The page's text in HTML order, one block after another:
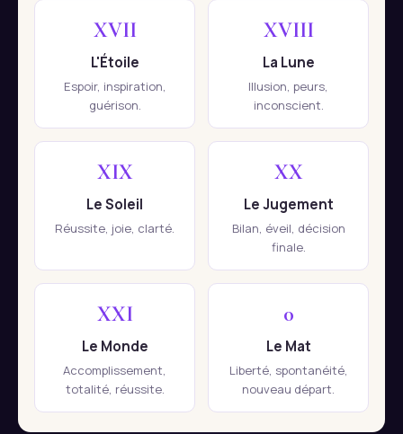
XVII
L'Étoile
Espoir, inspiration,
guérison.
XVIII
La Lune
Illusion, peurs,
inconscient.
XIX
Le Soleil
Réussite, joie, clarté.
XX
Le Jugement
Bilan, éveil, décision
finale.
XXI
Le Monde
Accomplissement,
totalité, réussite.
0
Le Mat
Liberté, spontanéité,
nouveau départ.